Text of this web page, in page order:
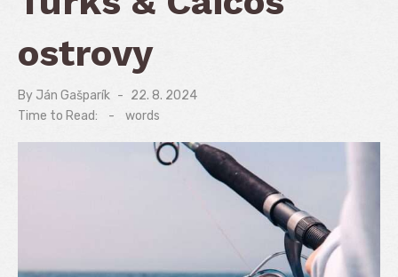
ostrovy
By Ján Gašparík
Posted
on
22. 8. 2024
Time to Read:
- words